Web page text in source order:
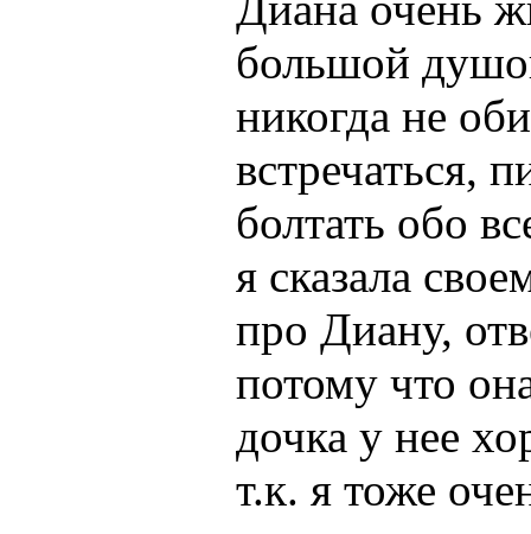
большой
никогда не
встречаться,
болтать обо
я сказала
про Диану,
потому что
дочка у нее
т.к. я тоже